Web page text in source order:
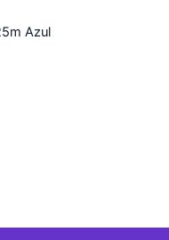
Azul